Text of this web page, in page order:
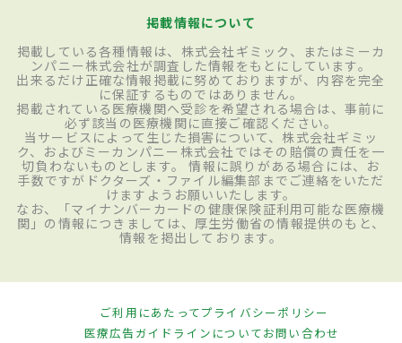
掲載情報について
掲載している各種情報は、株式会社ギミック、またはミーカ
ンパニー株式会社が調査した情報をもとにしています。
出来るだけ正確な情報掲載に努めておりますが、内容を完全
に保証するものではありません。
掲載されている医療機関へ受診を希望される場合は、事前に
必ず該当の医療機関に直接ご確認ください。
当サービスによって生じた損害について、株式会社ギミッ
ク、およびミーカンパニー株式会社ではその賠償の責任を一
切負わないものとします。 情報に誤りがある場合には、お
手数ですがドクターズ・ファイル編集部までご連絡をいただ
けますようお願いいたします。
なお、「マイナンバーカードの健康保険証利用可能な医療機
関」の情報につきましては、厚生労働省の情報提供のもと、
情報を掲出しております。
ご利用にあたってプライバシーポリシー
医療広告ガイドラインについてお問い合わせ